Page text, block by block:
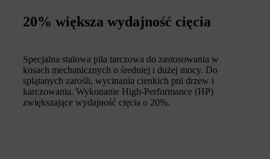
20% większa wydajność cięcia
Specjalna stalowa piła tarczowa do zastosowania w
kosach mechanicznych o średniej i dużej mocy. Do
splątanych zarośli, wycinania cienkich pni drzew i
karczowania. Wykonanie High-Performance (HP)
zwiększające wydajność cięcia o 20%.